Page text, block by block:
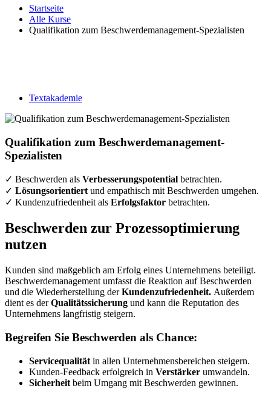
Startseite
Alle Kurse
Qualifikation zum Beschwerdemanagement-Spezialisten
Textakademie
Qualifikation zum Beschwerdemanagement-
Spezialisten
✓ Beschwerden als Verbesserungspotential betrachten.
✓ Lösungsorientiert und empathisch mit Beschwerden umgehen.
✓ Kundenzufriedenheit als Erfolgsfaktor betrachten.
Beschwerden zur Prozessoptimierung
nutzen
Kunden sind maßgeblich am Erfolg eines Unternehmens beteiligt.
Beschwerdemanagement umfasst die Reaktion auf Beschwerden
und die Wiederherstellung derKundenzufriedenheit. Außerdem
dient es derQualitätssicherung und kann die Reputation des
Unternehmens langfristig steigern.
Begreifen Sie Beschwerden als Chance:
Servicequalität in allen Unternehmensbereichen steigern.
Kunden-Feedback erfolgreich in Verstärker umwandeln.
Sicherheit beim Umgang mit Beschwerden gewinnen.